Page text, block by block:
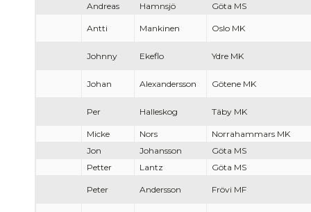
Andreas
Hamnsjö Göta MS
Antti Mankinen Oslo MK
Johnny Ekeflo Ydre MK
Johan Alexandersson Götene MK
Per Halleskog Täby MK
Micke Nors
Norrahammars MK
Jon
Johansson
Göta MS
Petter
Lantz Göta MS
Peter Andersson Frövi MF